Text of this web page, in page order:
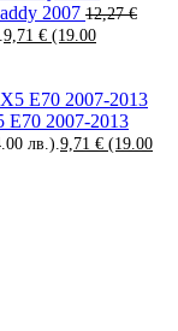
2007 12,27€
9,71 € (19.00
Е70 2007-2013
лв.). 9,71 € (19.00